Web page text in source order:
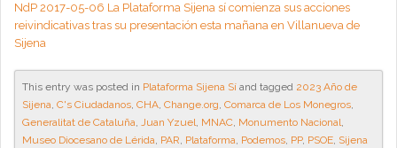
NdP 2017-05-06 La Plataforma Sijena sí comienza sus acciones
reivindicativas tras su presentación esta mañana en Villanueva de
Sijena
This entry was posted in Plataforma Sijena Sí and tagged 2023 Año de
Sijena, C's Ciudadanos, CHA, Change.org, Comarca de Los Monegros,
Generalitat de Cataluña, Juan Yzuel, MNAC, Monumento Nacional,
Museo Diocesano de Lérida, PAR, Plataforma, Podemos, PP, PSOE, Sijena